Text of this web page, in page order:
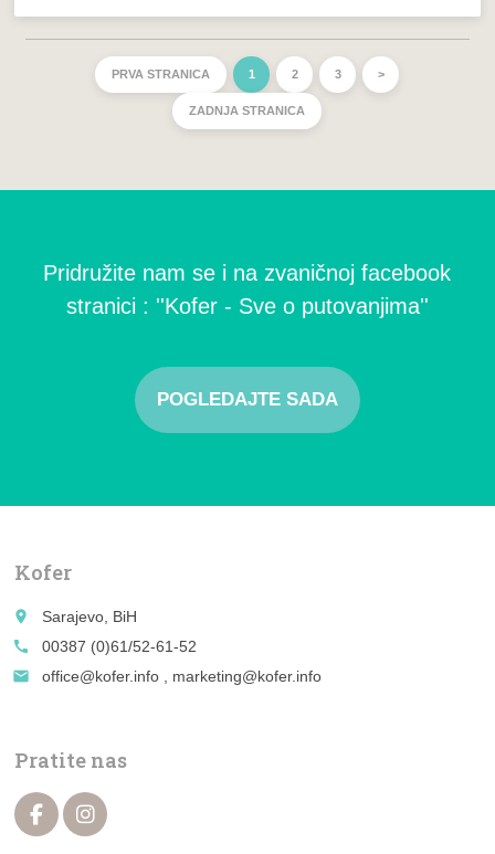
PRVA STRANICA 1 2 3 >
ZADNJA STRANICA
Pridružite nam se i na zvaničnoj facebook
stranici : ''Kofer - Sve o putovanjima''
POGLEDAJTE SADA
Kofer
place
Sarajevo, BiH
call
00387 (0)61/52-61-52
email
office@kofer.info , marketing@kofer.info
Pratite nas